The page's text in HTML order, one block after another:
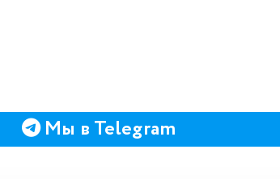
Мы в Telegram